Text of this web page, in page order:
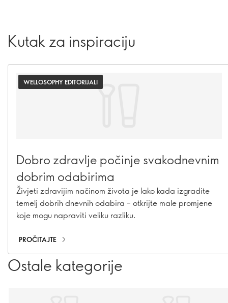
Kutak za inspiraciju
WELLOSOPHY EDITORIJALI
Dobro zdravlje počinje svakodnevnim
dobrim odabirima
Živjeti zdravijim načinom života je lako kada izgradite
temelj dobrih dnevnih odabira – otkrijte male promjene
koje mogu napraviti veliku razliku.
PROČITAJTE
Ostale kategorije